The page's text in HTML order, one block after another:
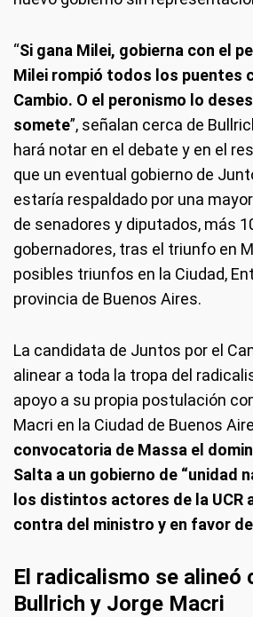
“Si gana Milei, gobierna con el
Milei rompió todos los puentes
Cambio. O el peronismo lo
somete”, señalan cerca de
hará notar en el debate y en el
que un eventual gobierno de
estaría respaldado por una
de senadores y diputados, más
gobernadores, tras el triunfo en
posibles triunfos en la Ciudad,
provincia de Buenos Aires.
La candidata de Juntos por el
alinear a toda la tropa del
apoyo a su propia postulación
Macri en la Ciudad de Buenos
convocatoria de Massa el
Salta a un gobierno de “unidad
los distintos actores de la UCR
contra del ministro y en favor
El radicalismo se alineó
Bullrich y Jorge Macri